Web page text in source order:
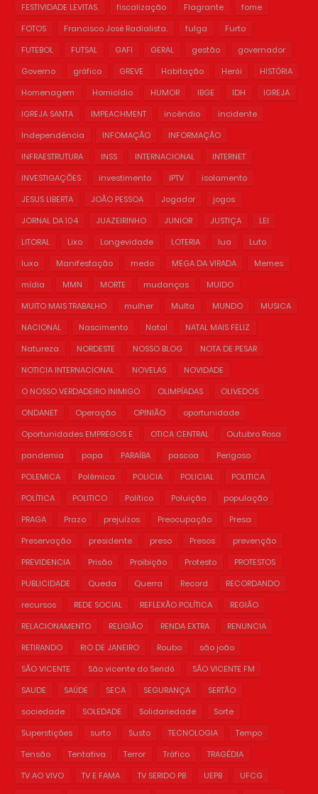
FESTIVIDADE LEVITAS.
fiscalização Flagrante
fome
FOTOS
Francisco José Radialista. fulga
Furto
FUTEBOL
FUTSAL GAFI GERAL gestão
governador
Governo
gráfico GREVE Habitação Herói
HISTÓRIA
Homenagem
Homicídio HUMOR IBGE IDH
IGREJA
IGREJA SANTA
IMPEACHMENT incêndio
incidente
Independência
INFOMAÇÃO
INFORMAÇÃO
INFRAESTRUTURA
INSS INTERNACIONAL
INTERNET
INVESTIGAÇÕES
investimento IPTV
isolamento
JESUS LIBERTA
JOÃO PESSOA Jogador
jogos
JORNAL DA 104
JUAZEIRINHO JUNIOR JUSTIÇA
LEI
LITORAL
Lixo Longevidade LOTERIA lua
Luto
luxo
Manifestação medo MEGA DA VIRADA
Memes
mídia
MMN MORTE mudanças
MUIDO
MUITO MAIS TRABALHO
mulher Multa MUNDO
MUSICA
NACIONAL
Nascimento Natal
NATAL MAIS FELIZ
Natureza
NORDESTE NOSSO BLOG
NOTA DE PESAR
NOTICIA INTERNACIONAL
NOVELAS
NOVIDADE
O NOSSO VERDADEIRO INIMIGO
OLIMPÍADAS
OLIVEDOS
ONDANET
Operação OPINIÃO
oportunidade
Oportunidades EMPREGOS E
OTICA CENTRAL
Outubro Rosa
pandemia
papa PARAÍBA pascoa
Perigoso
POLEMICA
Polêmica POLICIA POLICIAL
POLITICA
POLÍTICA
POLITICO Político Poluição
população
PRAGA
Prazo prejuízos Preocupação
Presa
Preservação
presidente preso Presos
prevenção
PREVIDENCIA
Prisão Proibição Protesto
PROTESTOS
PUBLICIDADE
Queda Querra Record
RECORDANDO
recursos
REDE SOCIAL REFLEXÃO POLÍTICA
REGIÃO
RELACIONAMENTO
RELIGIÃO RENDA EXTRA
RENUNCIA
RETIRANDO
RIO DE JANEIRO Roubo
são joão
SÃO VICENTE
São vicente do Seridó
SÃO VICENTE FM
SAUDE
SAÚDE SECA SEGURANÇA
SERTÃO
sociedade
SOLEDADE Solidariedade
Sorte
Superstições
surto Susto TECNOLOGIA
Tempo
Tensão
Tentativa Terror Tráfico
TRAGÉDIA
TV AO VIVO
TV E FAMA TV SERIDO PB UEPB
UFCG